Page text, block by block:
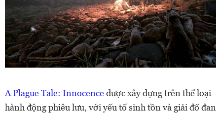
A Plague Tale: Innocenceđược xây dựng trên thể loại
hành động phiêu lưu, với yếu tố sinh tồn và giải đố đan